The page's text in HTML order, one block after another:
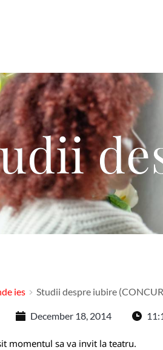
ies Studii despre iubire
December 18, 2014
momentul sa va invit la teatru.